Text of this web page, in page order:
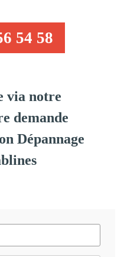
54 58
via notre
demande
Dépannage